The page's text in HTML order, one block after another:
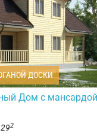
ДОСКИ
Дом с мансардой
2